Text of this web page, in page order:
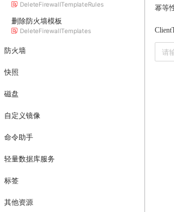
DeleteFirewallTemplateRules
删除防火墙模板
DeleteFirewallTemplates
防火墙
快照
磁盘
自定义镜像
命令助手
轻量数据库服务
标签
其他资源
幂等